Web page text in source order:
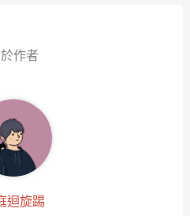
作者
迴旋踢